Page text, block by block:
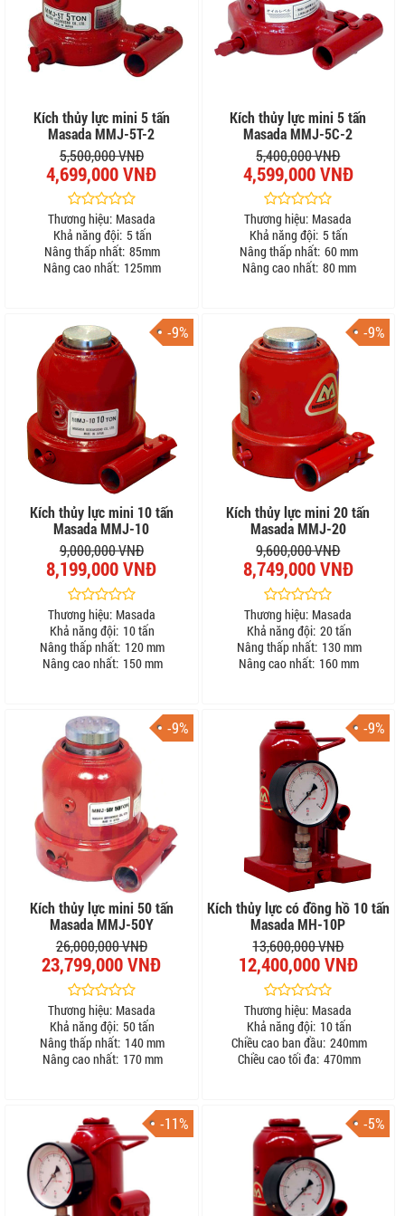
Kích thủy lực mini 5 tấn
Masada MMJ-5T-2
5,500,000 VNĐ
4,699,000 VNĐ
Thương hiệu: Masada
Khả năng đội: 5 tấn
Nâng thấp nhất: 85mm
Nâng cao nhất: 125mm
Kích thủy lực mini 5 tấn
Masada MMJ-5C-2
5,400,000 VNĐ
4,599,000 VNĐ
Thương hiệu: Masada
Khả năng đội: 5 tấn
Nâng thấp nhất: 60 mm
Nâng cao nhất: 80 mm
-9%
Kích thủy lực mini 10 tấn
Masada MMJ-10
9,000,000 VNĐ
8,199,000 VNĐ
Thương hiệu: Masada
Khả năng đội: 10 tấn
Nâng thấp nhất: 120 mm
Nâng cao nhất: 150 mm
-9%
Kích thủy lực mini 20 tấn
Masada MMJ-20
9,600,000 VNĐ
8,749,000 VNĐ
Thương hiệu: Masada
Khả năng đội: 20 tấn
Nâng thấp nhất: 130 mm
Nâng cao nhất: 160 mm
-9%
Kích thủy lực mini 50 tấn
Masada MMJ-50Y
26,000,000 VNĐ
23,799,000 VNĐ
Thương hiệu: Masada
Khả năng đội: 50 tấn
Nâng thấp nhất: 140 mm
Nâng cao nhất: 170 mm
-9%
Kích thủy lực có đồng hồ 10 tấn
Masada MH-10P
13,600,000 VNĐ
12,400,000 VNĐ
Thương hiệu: Masada
Khả năng đội: 10 tấn
Chiều cao ban đầu: 240mm
Chiều cao tối đa: 470mm
-11% -5%